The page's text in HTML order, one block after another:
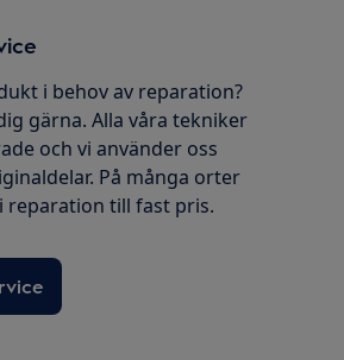
i behov av reparation?
gärna. Alla våra tekniker
och vi använder oss
På många orter
reparation till fast pris.